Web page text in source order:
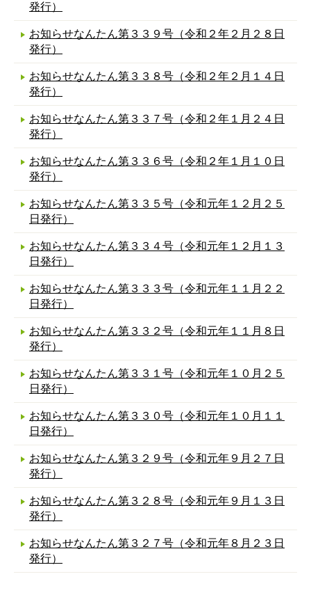
発行）
お知らせなんたん第３３９号（令和２年２月２８日
発行）
お知らせなんたん第３３８号（令和２年２月１４日
発行）
お知らせなんたん第３３７号（令和２年１月２４日
発行）
お知らせなんたん第３３６号（令和２年１月１０日
発行）
お知らせなんたん第３３５号（令和元年１２月２５
日発行）
お知らせなんたん第３３４号（令和元年１２月１３
日発行）
お知らせなんたん第３３３号（令和元年１１月２２
日発行）
お知らせなんたん第３３２号（令和元年１１月８日
発行）
お知らせなんたん第３３１号（令和元年１０月２５
日発行）
お知らせなんたん第３３０号（令和元年１０月１１
日発行）
お知らせなんたん第３２９号（令和元年９月２７日
発行）
お知らせなんたん第３２８号（令和元年９月１３日
発行）
お知らせなんたん第３２７号（令和元年８月２３日
発行）